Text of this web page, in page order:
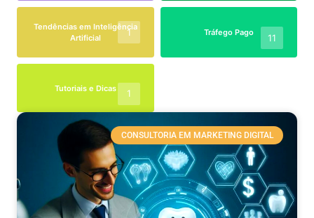
Tendências em Inteligência
Artificial
1 Tráfego Pago 11
Tutoriais e Dicas 1
CONSULTORIA EM MARKETING DIGITAL